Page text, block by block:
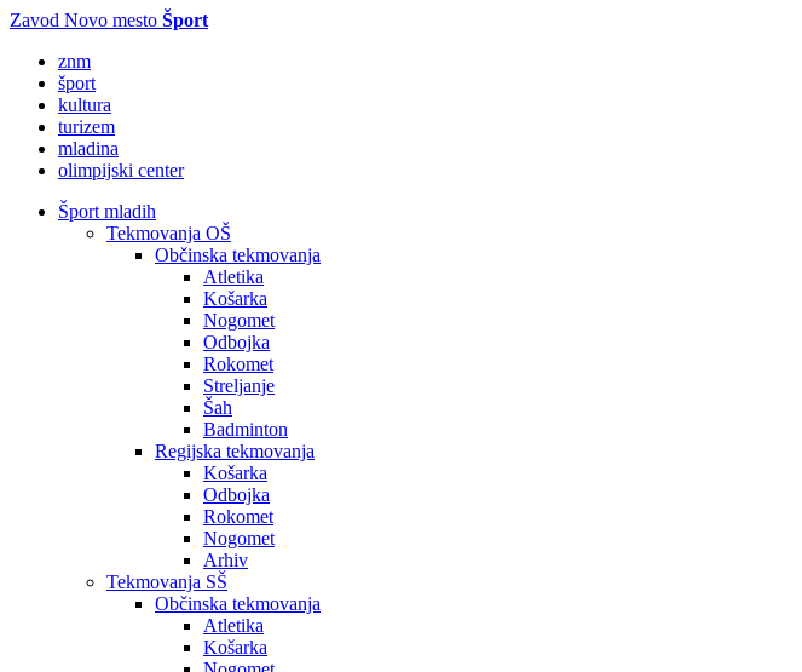
Zavod Novo mesto Šport
znm
šport
kultura
turizem
mladina
olimpijski center
Šport mladih
Tekmovanja OŠ
Občinska tekmovanja
Atletika
Košarka
Nogomet
Odbojka
Rokomet
Streljanje
Šah
Badminton
Regijska tekmovanja
Košarka
Odbojka
Rokomet
Nogomet
Arhiv
Tekmovanja SŠ
Občinska tekmovanja
Atletika
Košarka